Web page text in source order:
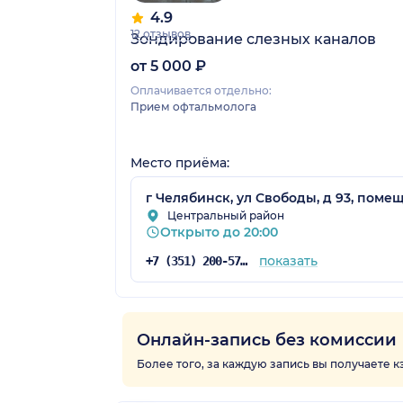
4.9
12 отзывов
Зондирование слезных каналов
от 5 000 ₽
Оплачивается отдельно:
Прием офтальмолога
Место приёма:
г Челябинск, ул Свободы, д 93,
Центральный район
Открыто до 20:00
+7 (351) 200-57-54 показать
Онлайн-запись без комиссии
Более того, за каждую запись вы получаете